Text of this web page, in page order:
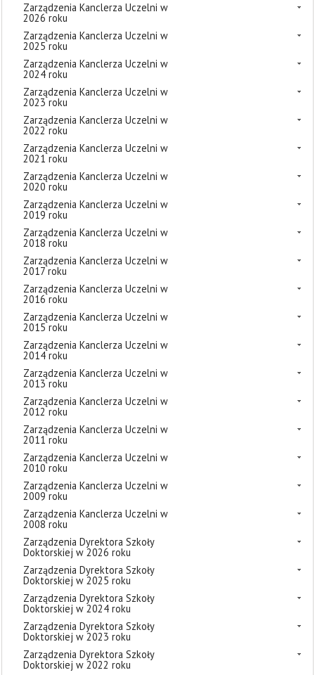
Zarządzenia Kanclerza Uczelni w
2026 roku
Zarządzenia Kanclerza Uczelni w
2025 roku
Zarządzenia Kanclerza Uczelni w
2024 roku
Zarządzenia Kanclerza Uczelni w
2023 roku
Zarządzenia Kanclerza Uczelni w
2022 roku
Zarządzenia Kanclerza Uczelni w
2021 roku
Zarządzenia Kanclerza Uczelni w
2020 roku
Zarządzenia Kanclerza Uczelni w
2019 roku
Zarządzenia Kanclerza Uczelni w
2018 roku
Zarządzenia Kanclerza Uczelni w
2017 roku
Zarządzenia Kanclerza Uczelni w
2016 roku
Zarządzenia Kanclerza Uczelni w
2015 roku
Zarządzenia Kanclerza Uczelni w
2014 roku
Zarządzenia Kanclerza Uczelni w
2013 roku
Zarządzenia Kanclerza Uczelni w
2012 roku
Zarządzenia Kanclerza Uczelni w
2011 roku
Zarządzenia Kanclerza Uczelni w
2010 roku
Zarządzenia Kanclerza Uczelni w
2009 roku
Zarządzenia Kanclerza Uczelni w
2008 roku
Zarządzenia Dyrektora Szkoły
Doktorskiej w 2026 roku
Zarządzenia Dyrektora Szkoły
Doktorskiej w 2025 roku
Zarządzenia Dyrektora Szkoły
Doktorskiej w 2024 roku
Zarządzenia Dyrektora Szkoły
Doktorskiej w 2023 roku
Zarządzenia Dyrektora Szkoły
Doktorskiej w 2022 roku